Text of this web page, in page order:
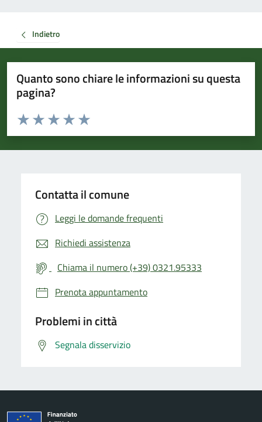
Indietro
Quanto sono chiare le informazioni su questa
pagina?
Valuta da 1 a 5 stelle la pagina
Valuta 5 stelle su 5
Valuta 4 stelle su 5
Valuta 3 stelle su 5
Valuta 2 stelle su 5
Valuta 1 stelle su 5
Contatta il comune
Leggi le domande frequenti
Richiedi assistenza
Chiama il numero (+39) 0321.95333
Prenota appuntamento
Problemi in città
Segnala disservizio